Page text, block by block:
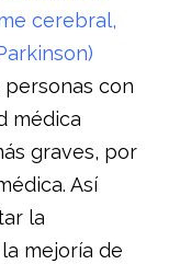
cerebral,
con
médica
graves, por
Así
la
mejoría de